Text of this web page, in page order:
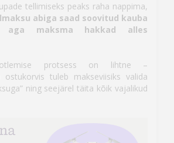
tellimiseks peaks raha nappima,
abiga saad soovitud kauba
maksma hakkad alles
protsess on lihtne –
ostukorvis tuleb makseviisiks valida
ning seejärel täita kõik vajalikud